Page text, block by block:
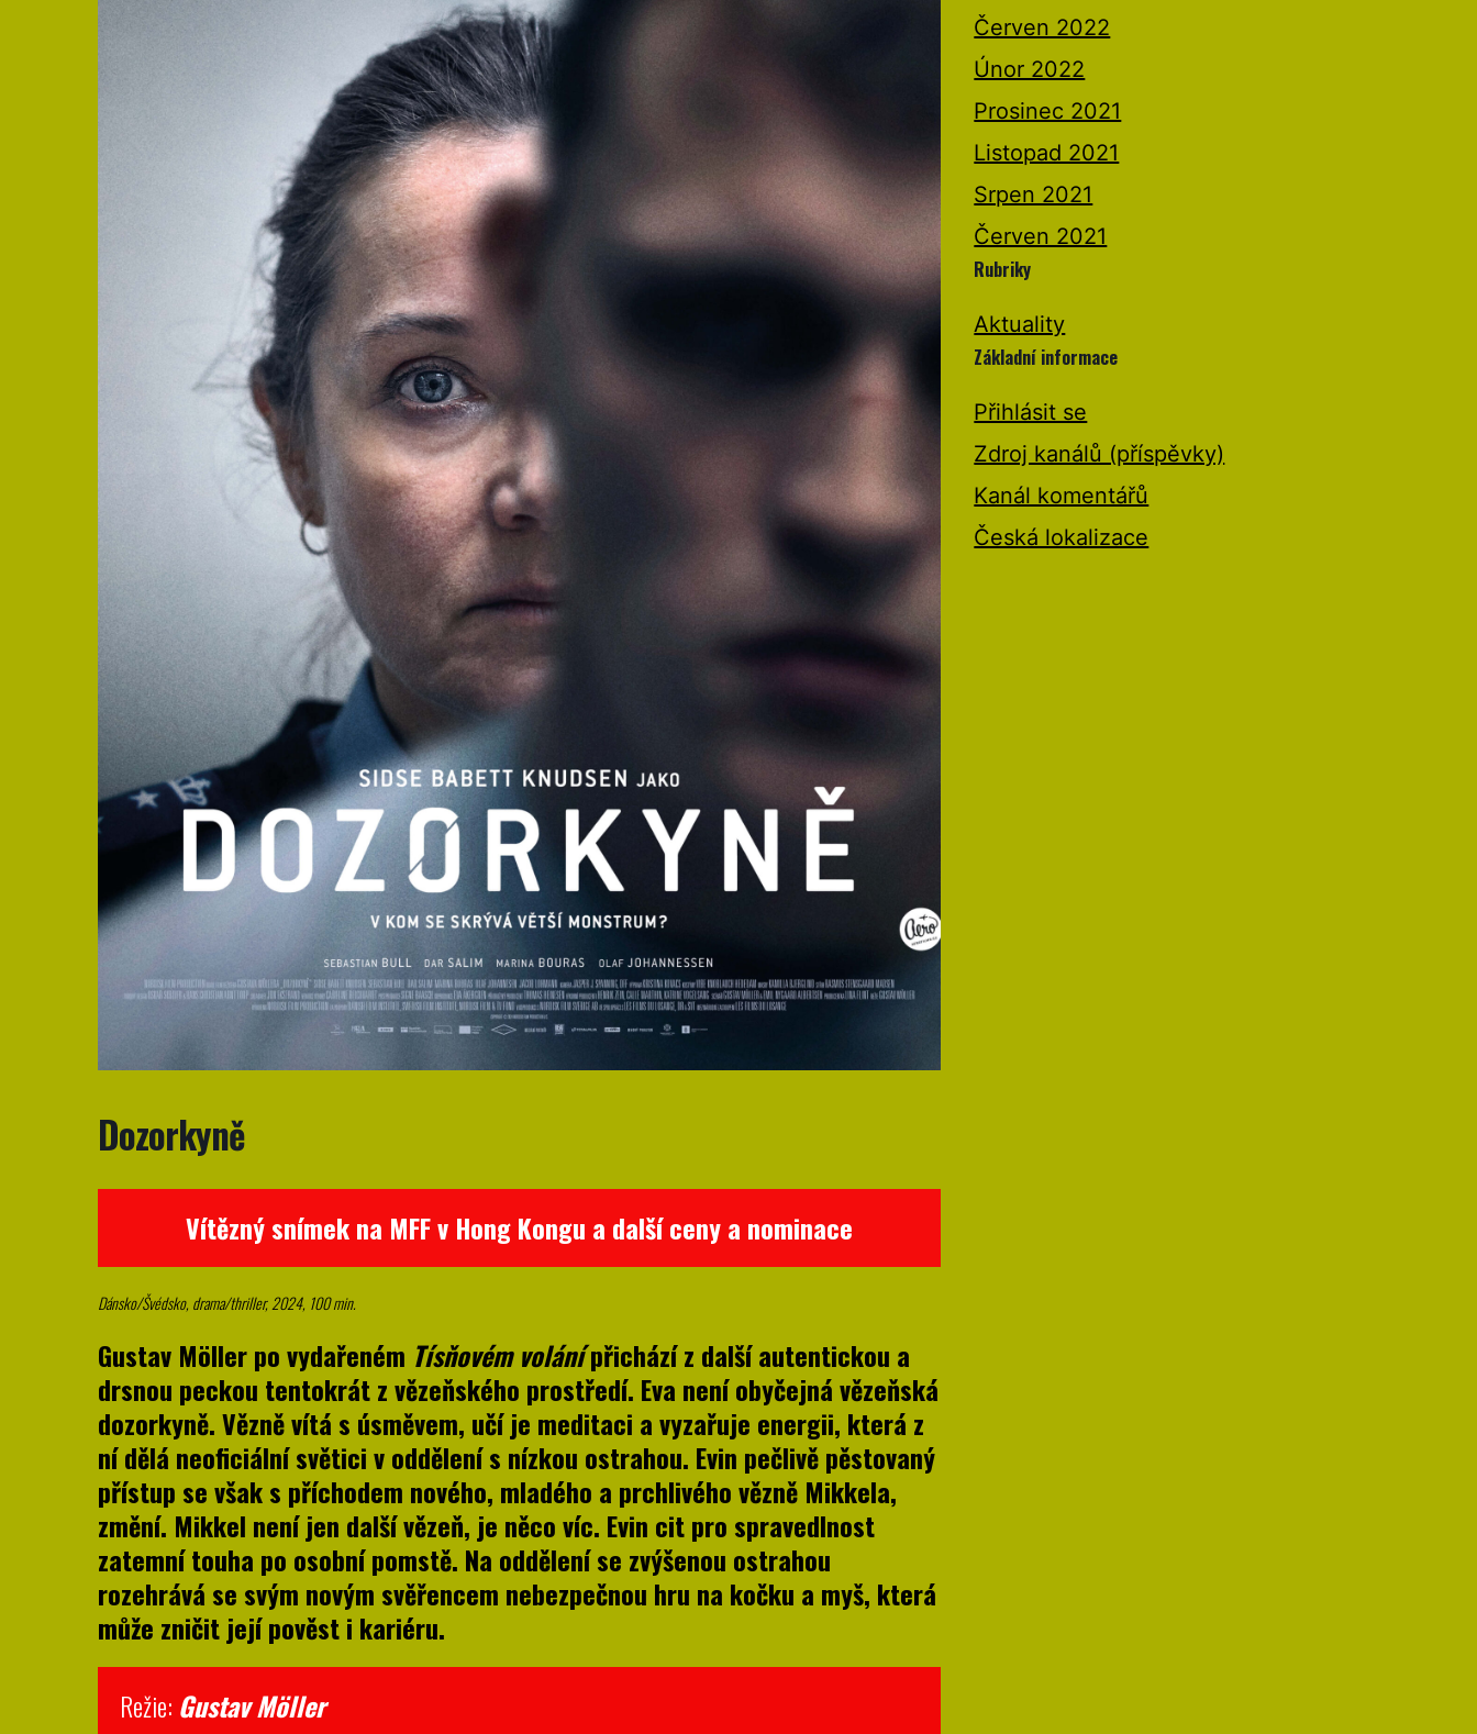
Dozorkyně
Vítězný snímek na MFF v Hong Kongu a další ceny a nominace
Dánsko/Švédsko, drama/thriller, 2024, 100 min.
Gustav Möller po vydařeném Tísňovém volánípřichází z další autentickou a
drsnou peckou tentokrát z vězeňského prostředí. Eva není obyčejná vězeňská
dozorkyně. Vězně vítá s úsměvem, učí je meditaci a vyzařuje energii, která z
ní dělá neoficiální světici v oddělení s nízkou ostrahou. Evin pečlivě pěstovaný
přístup se však s příchodem nového, mladého a prchlivého vězně Mikkela,
změní. Mikkel není jen další vězeň, je něco víc. Evin cit pro spravedlnost
zatemní touha po osobní pomstě. Na oddělení se zvýšenou ostrahou
rozehrává se svým novým svěřencem nebezpečnou hru na kočku a myš, která
může zničit její pověst i kariéru.
Režie: Gustav Möller
Červen 2022
Únor 2022
Prosinec 2021
Listopad 2021
Srpen 2021
Červen 2021
Rubriky
Aktuality
Základní informace
Přihlásit se
Zdroj kanálů (příspěvky)
Kanál komentářů
Česká lokalizace